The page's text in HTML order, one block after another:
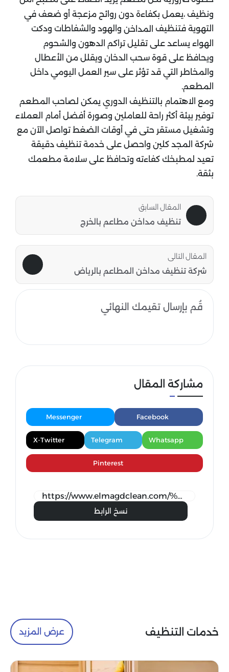
ونظيف ،يعمل بكفاءة دون روائح مزعجة أو ضعف في
التهوية فتنظيف المداخن والهود والشفاطات ودكت
الهواء يساعد على تقليل تراكم الدهون والشحوم
ويحافظ على قوة سحب الدخان ويقلل من الأعطال
والمخاطر التي قد تؤثر على سير العمل اليومي داخل
المطعم.
ومع الاهتمام بالتنظيف الدوري يمكن لصاحب المطعم
توفير بيئة أكثر راحة للعاملين وصورة أفضل أمام العملاء
وتشغيل مستقر حتى في أوقات الضغط تواصل الآن مع
شركة المجد كلين واحصل على خدمة تنظيف دقيقة
تعيد لمطبخك كفاءته وتحافظ على سلامة مطعمك
بثقة.
المقال السابق
تنظيف مداخن مطاعم بالخرج
المقال التالى
شركة تنظيف مداخن المطاعم بالرياض
قُم بإرسال تقيمك النهائي
مشاركة المقال
Facebook
Messenger
Whatsapp
Telegram
X-Twitter
Pinterest
نسخ الرابط
خدمات التنظيف عرض المزيد